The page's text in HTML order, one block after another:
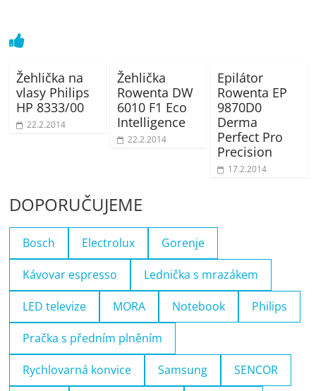
Žehlička na
vlasy Philips
HP 8333/00
22.2.2014
Žehlička
Rowenta DW
6010 F1 Eco
Intelligence
22.2.2014
Epilátor
Rowenta EP
9870D0
Derma
Perfect Pro
Precision
17.2.2014
DOPORUČUJEME
Bosch Electrolux Gorenje
Kávovar espresso Lednička s mrazákem
LED televize MORA Notebook Philips
Pračka s předním plněním
Rychlovarná konvice Samsung SENCOR